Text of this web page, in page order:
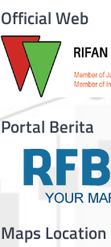
Official Web
Portal Berita
Maps Location